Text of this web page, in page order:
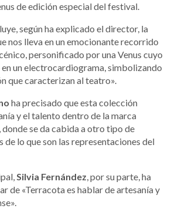
de edición especial del festival.
según ha explicado el director, la
nos lleva en un emocionante recorrido
personificado por una Venus cuyo
un electrocardiograma, simbolizando
que caracterizan al teatro».
ha precisado que esta colección
y el talento dentro de la marca
se da cabida a otro tipo de
de lo que son las representaciones del
Silvia Fernández, por su parte, ha
de «Terracota es hablar de artesanía y